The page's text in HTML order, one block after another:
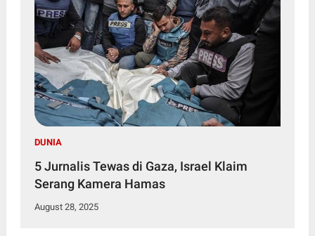
DUNIA
5 Jurnalis Tewas di Gaza, Israel Klaim
Serang Kamera Hamas
August 28, 2025